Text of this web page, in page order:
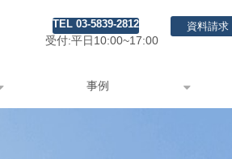
TEL 03-5839-2812
受付:平日10:00~17:00
資料請求
事例